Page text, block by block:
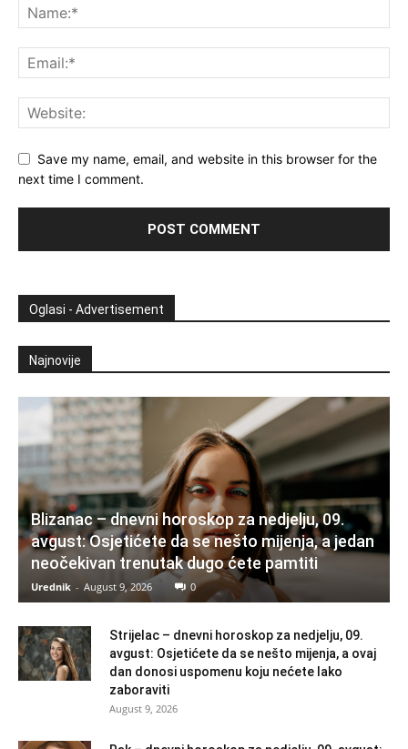
Save my name, email, and website in this browser for the
next time I comment.
Oglasi - Advertisement
Najnovije
Blizanac – dnevni horoskop za nedjelju, 09.
avgust: Osjetićete da se nešto mijenja, a jedan
neočekivan trenutak dugo ćete pamtiti
Urednik - August 9, 2026 0
Strijelac – dnevni horoskop za nedjelju, 09.
avgust: Osjetićete da se nešto mijenja, a ovaj
dan donosi uspomenu koju nećete lako
zaboraviti
August 9, 2026